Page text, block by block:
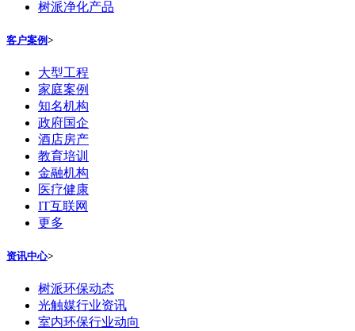
树派净化产品
客户案例 >
大型工程
家庭案例
知名机构
政府国企
酒店房产
教育培训
金融机构
医疗健康
IT互联网
更多
资讯中心>
树派环保动态
光触媒行业资讯
室内环保行业动向